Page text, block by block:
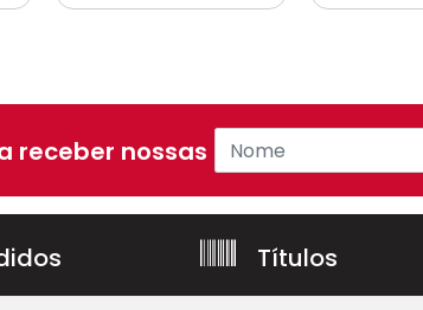
nossas ofertas!
Títulos